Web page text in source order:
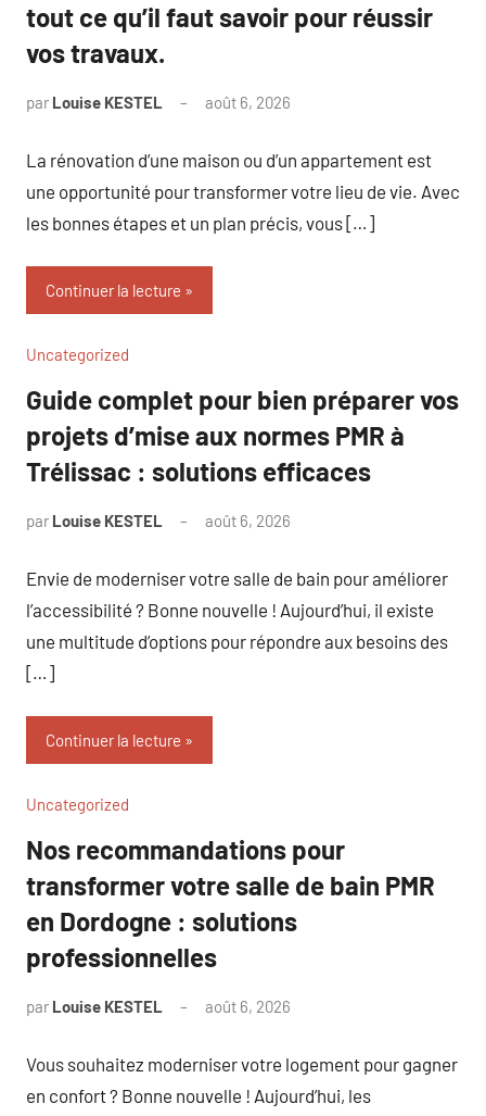
tout ce qu’il faut savoir pour réussir
vos travaux.
par Louise KESTEL août 6, 2026
La rénovation d’une maison ou d’un appartement est
une opportunité pour transformer votre lieu de vie. Avec
les bonnes étapes et un plan précis, vous […]
Continuer la lecture
Uncategorized
Guide complet pour bien préparer vos
projets d’mise aux normes PMR à
Trélissac : solutions efficaces
par Louise KESTEL août 6, 2026
Envie de moderniser votre salle de bain pour améliorer
l’accessibilité ? Bonne nouvelle ! Aujourd’hui, il existe
une multitude d’options pour répondre aux besoins des
[…]
Continuer la lecture
Uncategorized
Nos recommandations pour
transformer votre salle de bain PMR
en Dordogne : solutions
professionnelles
par Louise KESTEL août 6, 2026
Vous souhaitez moderniser votre logement pour gagner
en confort ? Bonne nouvelle ! Aujourd’hui, les